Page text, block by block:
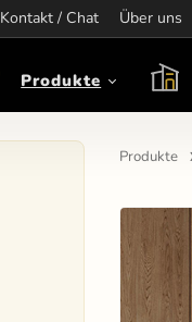
Kontakt / Chat Über uns
Kontakt: 00436606304010
Produkte
Produkte